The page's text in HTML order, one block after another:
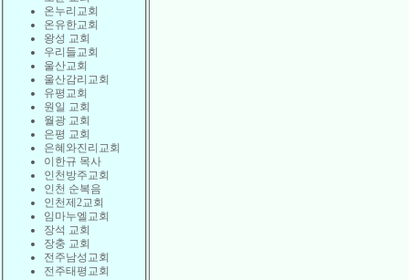
온누리교회
온유한교회
왕성 교회
우리들교회
울산교회
울산감리교회
유평교회
원일 교회
월광 교회
은평 교회
은혜와진리교회
이한규 목사
인천방주교회
인천 순복음
인천제2교회
임마누엘교회
장석 교회
장충 교회
전주남성교회
전주태평교회